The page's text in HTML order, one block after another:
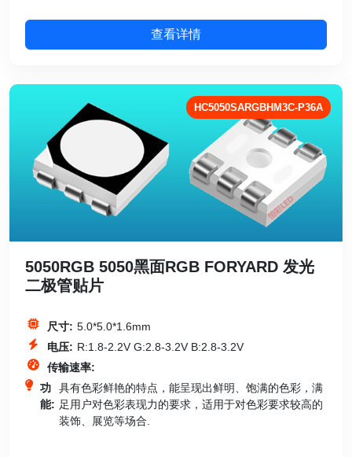
查看详情
HC5050SARGBHM3C-P36A
5050RGB 5050黑面RGB FORYARD 发光
二极管贴片
尺寸: 5.0*5.0*1.6mm
电压: R:1.8-2.2V G:2.8-3.2V B:2.8-3.2V
传输速率:
功
能:
具有色彩鲜艳的特点，能呈现出鲜明、饱满的色彩，满
足用户对色彩表现力的要求，适用于对色彩要求较高的
装饰、展览等场合.